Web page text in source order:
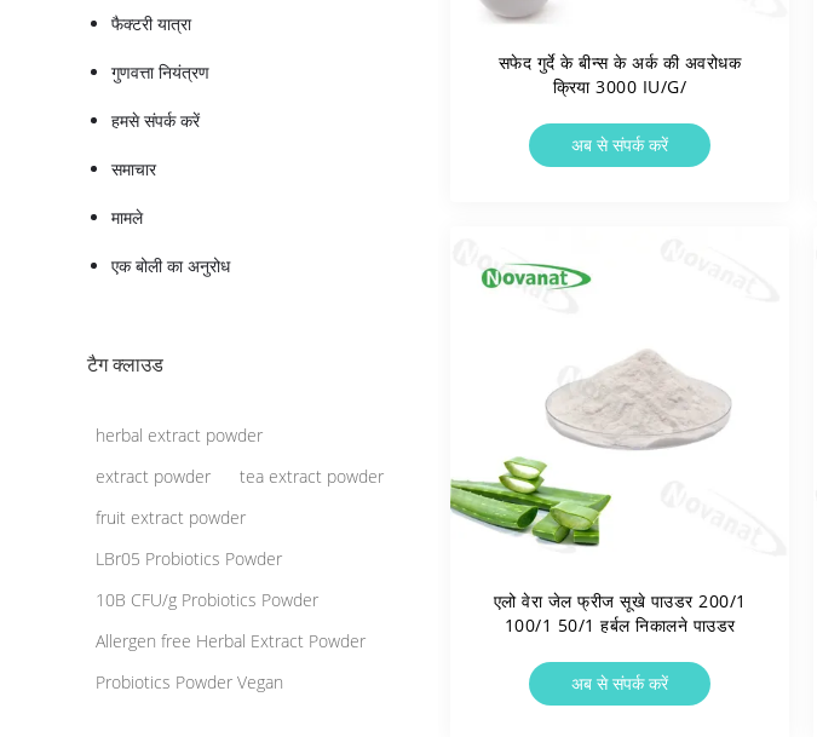
फैक्टरी यात्रा
गुणवत्ता नियंत्रण
हमसे संपर्क करें
समाचार
मामले
एक बोली का अनुरोध
टैग क्लाउड
herbal extract powder
extract powder
tea extract powder
fruit extract powder
LBr05 Probiotics Powder
10B CFU/g Probiotics Powder
Allergen free Herbal Extract Powder
Probiotics Powder Vegan
सफेद गुर्दे के बीन्स के अर्क की अवरोधक
क्रिया 3000 IU/g/
अब से संपर्क करें
एलो वेरा जेल फ्रीज सूखे पाउडर 200/1
100/1 50/1 हर्बल निकालने पाउडर
अब से संपर्क करें